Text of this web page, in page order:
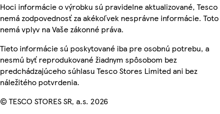
Hoci informácie o výrobku sú pravidelne aktualizované, Tesco
nemá zodpovednosť za akékoľvek nesprávne informácie. Toto
nemá vplyv na Vaše zákonné práva.
Tieto informácie sú poskytované iba pre osobnú potrebu, a
nesmú byť reprodukované žiadnym spôsobom bez
predchádzajúceho súhlasu Tesco Stores Limited ani bez
náležitého potvrdenia.
© TESCO STORES SR, a.s. 2026